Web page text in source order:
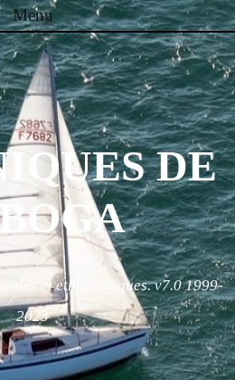
Menu
DE
et ethnologiques. v7.0 1999-
2023